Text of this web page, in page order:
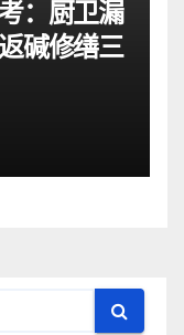
：厨卫漏
碱修缮三